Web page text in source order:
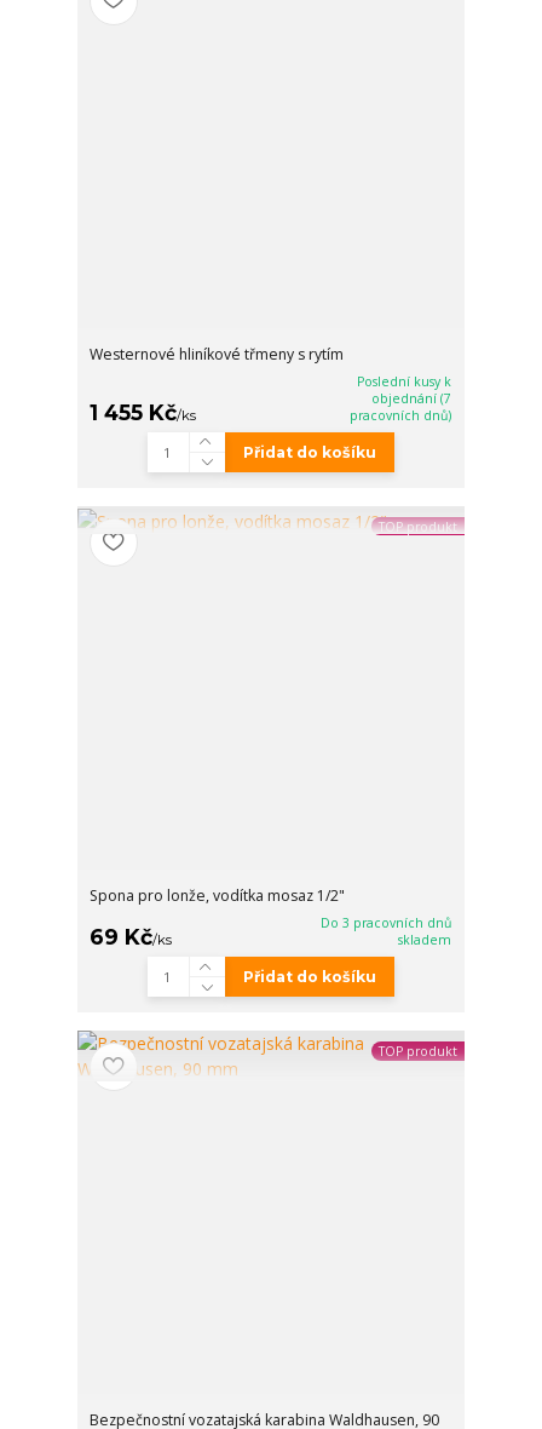
Westernové hliníkové třmeny s rytím
1 455 Kč/ks
Poslední kusy k
objednání (7
pracovních dnů)
Přidat do košíku
TOP produkt
Spona pro lonže, vodítka mosaz 1/2"
69 Kč/ks
Do 3 pracovních dnů
skladem
Přidat do košíku
TOP produkt
Bezpečnostní vozatajská karabina Waldhausen, 90